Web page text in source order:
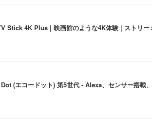
Stick 4K Plus | 映画館のような4K体験 | ストリー
(エコードット) 第5世代 - Alexa、センサー搭載